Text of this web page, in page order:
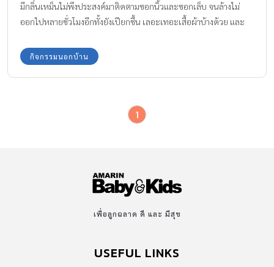
มีกลิ่นเหม็นไม่พึงประสงค์มาติดตามซอกนิ้วและซอกเล็บ จนล้างไม่
ออกไปหลายชั่วโมงอีกทั้งยังเปียกชื้น เลอะเทอะเสื้อผ้าบ้างด้วย และ
รู้สึก...กิจกรรมนอกบ้าน
1
เพื่อลูกฉลาด ดี และ มีสุข
USEFUL LINKS